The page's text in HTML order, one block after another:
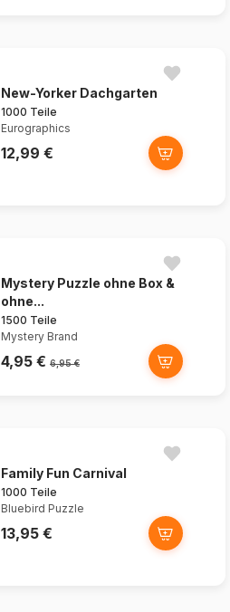
New-Yorker Dachgarten
1000 Teile
Eurographics
12,99 €
Mystery Puzzle ohne Box &
ohne...
1500 Teile
Mystery Brand
4,95 € 6,95 €
Family Fun Carnival
1000 Teile
Bluebird Puzzle
13,95 €